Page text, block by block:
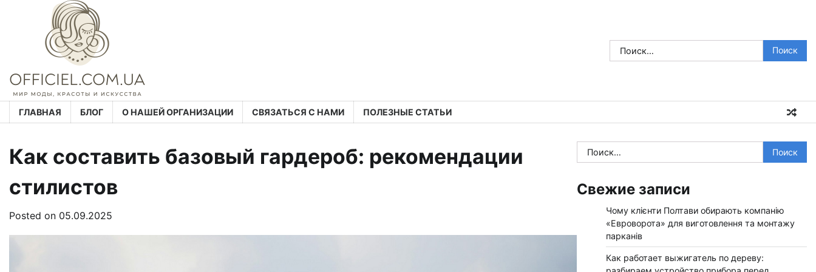
Найти:
ГЛАВНАЯ БЛОГ О НАШЕЙ ОРГАНИЗАЦИИ СВЯЗАТЬСЯ С НАМИ ПОЛЕЗНЫЕ СТАТЬИ
Как составить базовый гардероб: рекомендации
стилистов
Posted on 05.09.2025
Найти:
Свежие записи
Чому клієнти Полтави обирають компанію
«Евроворота» для виготовлення та монтажу
парканів
Как работает выжигатель по дереву: